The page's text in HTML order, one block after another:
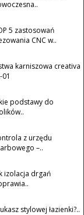
5 zastosowań
CNC w..
karniszowa creativa
01
podstawy do
z urzędu
–..
izolacja drgań
stylowej łazienki?..